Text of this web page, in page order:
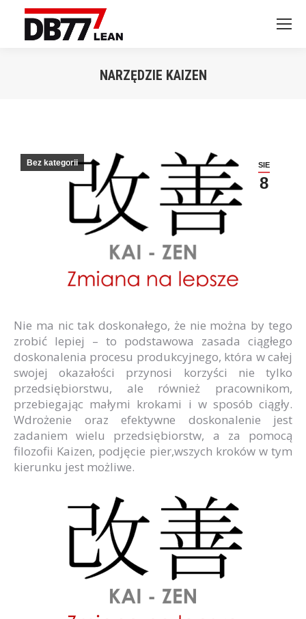
NARZĘDZIE KAIZEN
SIE
8
Bez kategorii
Nie ma nic tak doskonałego, że nie można by tego
zrobić lepiej – to podstawowa zasada ciągłego
doskonalenia procesu produkcyjnego, która w całej
swojej okazałości przynosi korzyści nie tylko
przedsiębiorstwu, ale również pracownikom,
przebiegając małymi krokami i w sposób ciągły.
Wdrożenie oraz efektywne doskonalenie jest
zadaniem wielu przedsiębiorstw, a za pomocą
filozofii Kaizen, podjęcie pier,wszych kroków w tym
kierunku jest możliwe.